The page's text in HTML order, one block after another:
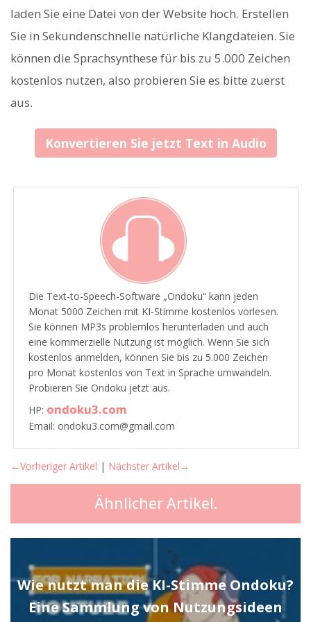
laden Sie eine Datei von der Website hoch. Erstellen
Sie in Sekundenschnelle natürliche Klangdateien. Sie
können die Sprachsynthese für bis zu 5.000 Zeichen
kostenlos nutzen, also probieren Sie es bitte zuerst
aus.
Konvertieren Sie jetzt Text in Audio
Die Text-to-Speech-Software „Ondoku“ kann jeden
Monat 5000 Zeichen mit KI-Stimme kostenlos vorlesen.
Sie können MP3s problemlos herunterladen und auch
eine kommerzielle Nutzung ist möglich. Wenn Sie sich
kostenlos anmelden, können Sie bis zu 5.000 Zeichen
pro Monat kostenlos von Text in Sprache umwandeln.
Probieren Sie Ondoku jetzt aus.
HP: ondoku3.com
Email: ondoku3.com@gmail.com
←Vorheriger Artikel | Nächster Artikel→
Ähnlicher Artikel.
Wie nutzt man die KI-Stimme Ondoku?
Eine Sammlung von Nutzungsideen